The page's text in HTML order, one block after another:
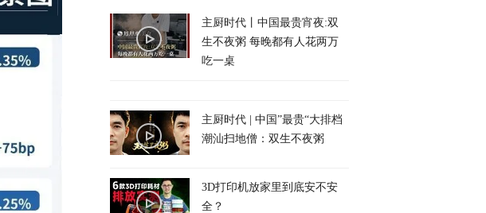
主厨时代丨中国最贵宵夜:双
生不夜粥 每晚都有人花两万
吃一桌
主厨时代 | 中国”最贵“大排档
潮汕扫地僧：双生不夜粥
3D打印机放家里到底安不安
全？